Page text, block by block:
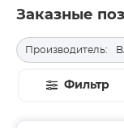
Заказные
Производитель:
Фильтр